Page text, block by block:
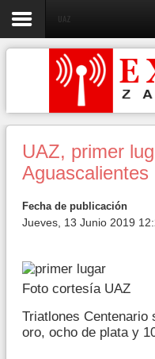
UAZ
UAZ, primer
Aguascalientes
Fecha de publicación
Jueves, 13 Junio 2019
Foto cortesía UAZ
Triatlones Centenario
oro, ocho de plata y